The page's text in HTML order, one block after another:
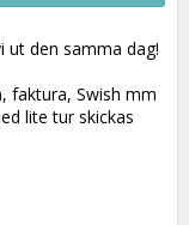
ut den samma dag!
faktura, Swish mm
lite tur skickas